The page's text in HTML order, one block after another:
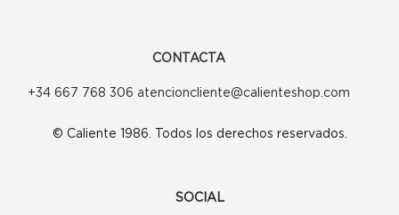
CONTACTA
+34 667 768 306 atencioncliente@calienteshop.com
© Caliente 1986. Todos los derechos reservados.
SOCIAL